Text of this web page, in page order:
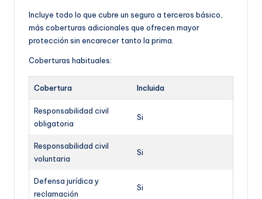
Incluye todo lo que cubre un seguro a terceros básico,
más coberturas adicionales que ofrecen mayor
protección sin encarecer tanto la prima.
Coberturas habituales:
Cobertura Incluida
Responsabilidad civil
obligatoria
Si
Responsabilidad civil
voluntaria
Si
Defensa jurídica y
reclamación
Si